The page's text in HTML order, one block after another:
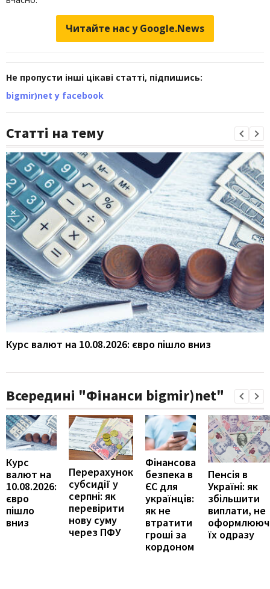
Читайте нас у Google.News
Не пропусти інші цікаві статті, підпишись:
bigmir)net у facebook
Статті на тему
Курс валют на 10.08.2026: євро пішло вниз
Всередині "Фінанси bigmir)net"
Курс
валют на
10.08.2026:
євро
пішло
вниз
Перерахунок
субсидії у
серпні: як
перевірити
нову суму
через ПФУ
Фінансова
безпека в
ЄС для
українців:
як не
втратити
гроші за
кордоном
Пенсія в
Україні: як
збільшити
виплати, не
їх одразу